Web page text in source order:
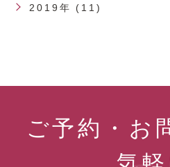
2019年 (11)
ご予約・お